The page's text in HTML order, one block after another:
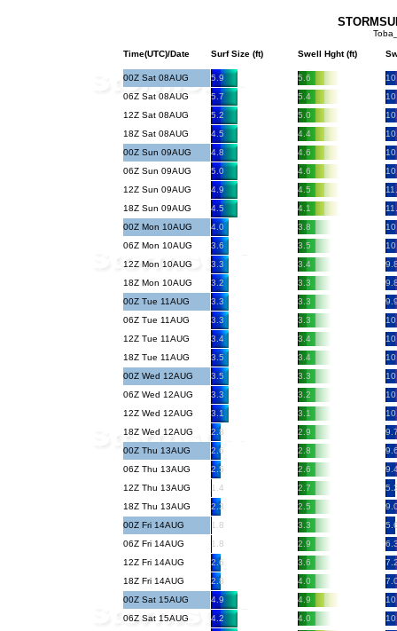
Time(UTC)/Date Surf Size (ft) Swell Hght (ft)
00Z Sat 08AUG 5.9 5.6
06Z Sat 08AUG
5.7 5.4
12Z Sat 08AUG
5.2 5.0
18Z Sat 08AUG
4.5 4.4
00Z Sun 09AUG
4.8 4.6
06Z Sun 09AUG
5.0 4.6
12Z Sun 09AUG
4.9 4.5
18Z Sun 09AUG
4.5 4.1
00Z Mon 10AUG
4.0 3.8
06Z Mon 10AUG
3.6 3.5
12Z Mon 10AUG
3.3 3.4
18Z Mon 10AUG
3.2 3.3
00Z Tue 11AUG
3.3 3.3
06Z Tue 11AUG
3.3 3.3
12Z Tue 11AUG
3.4 3.4
18Z Tue 11AUG
3.5 3.4
00Z Wed 12AUG
3.5 3.3
06Z Wed 12AUG
3.3 3.2
12Z Wed 12AUG
3.1 3.1
18Z Wed 12AUG
2.8 2.9
00Z Thu 13AUG
2.6 2.8
06Z Thu 13AUG
2.5 2.6
12Z Thu 13AUG
1.4 2.7
18Z Thu 13AUG
2.3 2.5
00Z Fri 14AUG
1.8 3.3
06Z Fri 14AUG
1.8 2.9
12Z Fri 14AUG
2.6 3.6
18Z Fri 14AUG
2.8 4.0
00Z Sat 15AUG
4.9 4.9
06Z Sat 15AUG
4.2 4.0